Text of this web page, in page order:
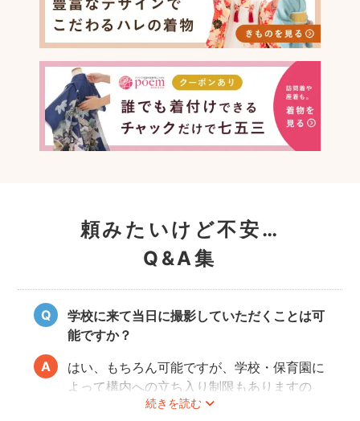
頼みたいけど不安…
Q&A集
学校に来て当日に撮影していただくことは可
能ですか？
続きを読む
はい、もちろん可能ですが、学校・保育園に
よって構内への立ち入り制限もありますの
で、事前にご確認をお願いいたします。